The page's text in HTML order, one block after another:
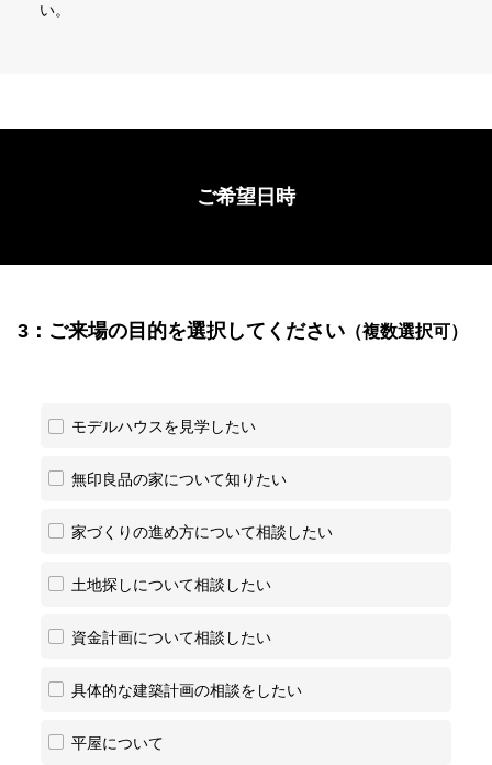
い。
ご希望日時
3：ご来場の目的を選択してください（複数選択可）
モデルハウスを見学したい
無印良品の家について知りたい
家づくりの進め方について相談したい
土地探しについて相談したい
資金計画について相談したい
具体的な建築計画の相談をしたい
平屋について